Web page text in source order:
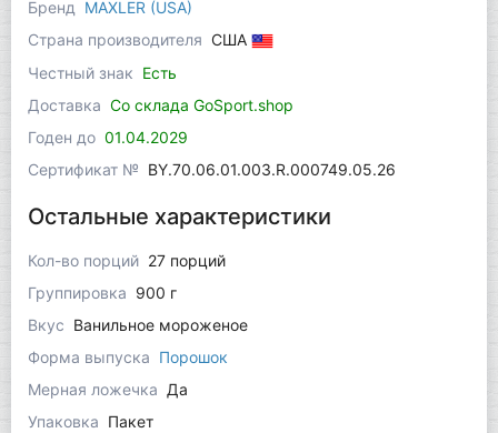
Бренд
MAXLER (USA)
Страна производителя США
Честный знак Есть
Доставка Со склада GoSport.shop
Годен до 01.04.2029
Сертификат № BY.70.06.01.003.R.000749.05.26
Остальные характеристики
Кол-во порций 27 порций
Группировка 900 г
Вкус Ванильное мороженое
Форма выпуска Порошок
Мерная ложечка Да
Упаковка Пакет